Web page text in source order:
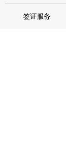
签证服务